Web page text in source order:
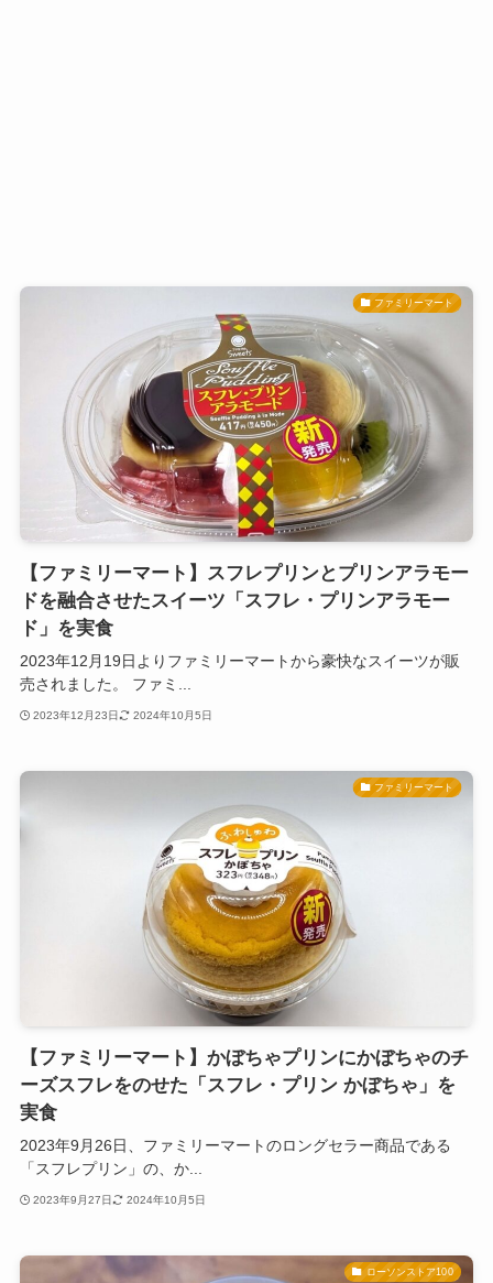
ファミリーマート
【ファミリーマート】スフレプリンとプリンアラモー
ドを融合させたスイーツ「スフレ・プリンアラモー
ド」を実食
2023年12月19日よりファミリーマートから豪快なスイーツが販
売されました。 ファミ...
2023年12月23日 2024年10月5日
ファミリーマート
【ファミリーマート】かぼちゃプリンにかぼちゃのチ
ーズスフレをのせた「スフレ・プリン かぼちゃ」を
実食
2023年9月26日、ファミリーマートのロングセラー商品である
「スフレプリン」の、か...
2023年9月27日 2024年10月5日
ローソンストア100